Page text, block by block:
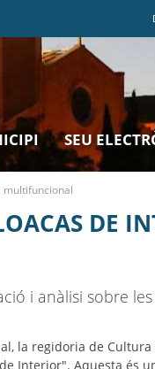
SEU
multifuncional
DE
i anàlisi sobre
la regidoria de Cultura